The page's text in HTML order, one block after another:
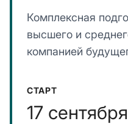
Комплексная
высшего и
компанией
СТАРТ
17